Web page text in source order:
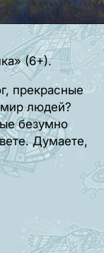
(6+).
прекрасные
людей?
безумно
Думаете,